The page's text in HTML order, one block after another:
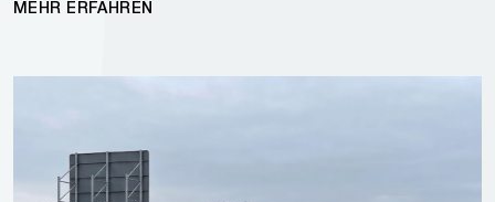
MEHR ERFAHREN